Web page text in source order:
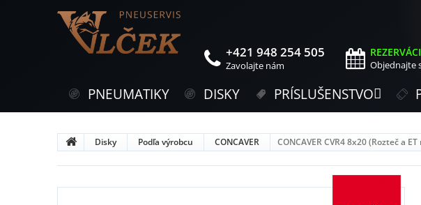
+421 948 254 505
Zavolajte nám Objednajte
PNEUMATIKY DISKY PRÍSLUŠENSTVO
Disky Podľa výrobcu CONCAVER CONCAVER CVR4 8x20 (Rozteč a